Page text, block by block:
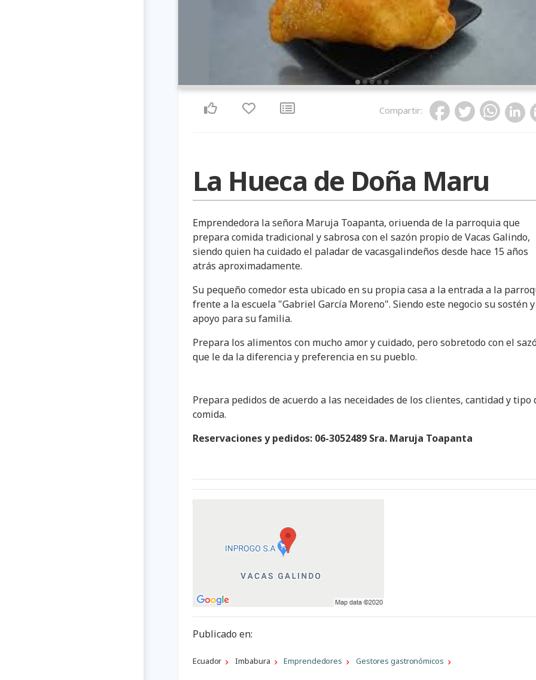
Compartir:
La Hueca de Doña Maru
Emprendedora la señora Maruja Toapanta, oriuenda de la parroquia que
prepara comida tradicional y sabrosa con el sazón propio de Vacas Galindo,
siendo quien ha cuidado el paladar de vacasgalindeños desde hace 15 años
atrás aproximadamente.
Su pequeño comedor esta ubicado en su propia casa a la entrada a la
frente a la escuela "Gabriel García Moreno". Siendo este negocio su sostén y
apoyo para su familia.
Prepara los alimentos con mucho amor y cuidado, pero sobretodo con el
que le da la diferencia y preferencia en su pueblo.
Prepara pedidos de acuerdo a las neceidades de los clientes, cantidad y tipo
comida.
Reservaciones y pedidos: 06-3052489 Sra. Maruja Toapanta
Publicado en:
Ecuador Imbabura Emprendedores Gestores gastronómicos